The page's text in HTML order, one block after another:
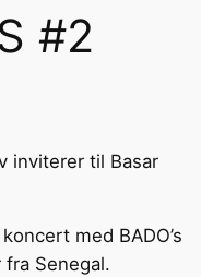
#2
inviterer til Basar
med BADO’s
fra Senegal.